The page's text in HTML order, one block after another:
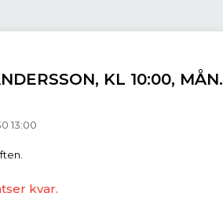
KL 10:00, MÅN.
13:00
kvar.